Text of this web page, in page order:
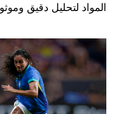
المواد لتحليل دقيق